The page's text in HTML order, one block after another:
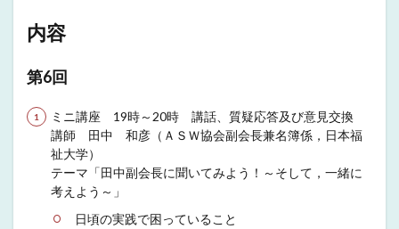
内容
第6回
ミニ講座 19時～20時 講話、質疑応答及び意見交換
講師 田中 和彦（ＡＳＷ協会副会長兼名簿係，日本福
祉大学）
テーマ「田中副会長に聞いてみよう！～そして，一緒に
考えよう～」
日頃の実践で困っていること